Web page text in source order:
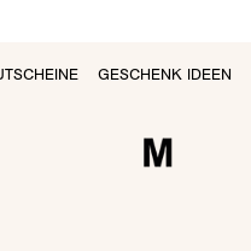
GESCHENK IDEEN